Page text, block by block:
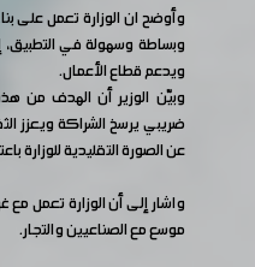
وأوضح ان الوزارة تعمل على
وبساطة وسهولة في التطبيق،
ويدعم قطاع الأعمال.
وبيّن الوزير أن الهدف من
ضريبي يرسخ الشراكة ويعزز
عن الصورة التقليدية للوزارة
واشار إلى أن الوزارة تعمل
موسع مع الصناعيين والتجار.